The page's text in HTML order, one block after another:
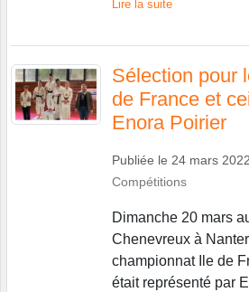
Lire la suite
Sélection pour
de France et
Enora Poirier
Publiée le 24 mars 2022
Compétitions
Dimanche 20 mars
Chenevreux à
championnat Ile de
était représenté par